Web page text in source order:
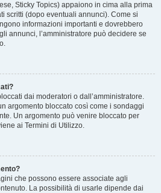
Sticky Topics) appaiono in cima alla prima
scritti (dopo eventuali annunci). Come si
informazioni importanti e dovrebbero
annunci, l’amministratore può decidere se
dai moderatori o dall’amministratore.
argomento bloccato così come i sondaggi
Un argomento può venire bloccato per
ai Termini di Utilizzo.
che possono essere associate agli
La possibilità di usarle dipende dai